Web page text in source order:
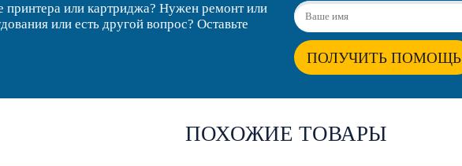
или картриджа? Нужен ремонт или
или есть другой вопрос? Оставьте
ПОЛУЧИТЬ ПОМОЩЬ
ПОХОЖИЕ ТОВАРЫ